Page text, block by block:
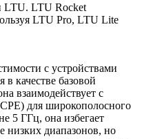
LTU. LTU Rocket
LTU Pro, LTU Lite
с устройствами
качестве базовой
взаимодействует с
для широкополосного
5 ГГц, она избегает
низких диапазонов, но